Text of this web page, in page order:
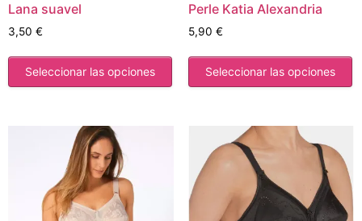
Lana suavel
3,50 €
Seleccionar las opciones
Perle Katia Alexandria
5,90 €
Seleccionar las opciones